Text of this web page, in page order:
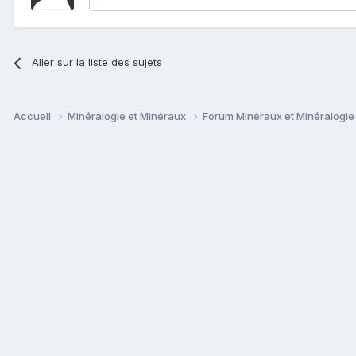
Aller sur la liste des sujets
Accueil Minéralogie et Minéraux Forum Minéraux et Minéralogie